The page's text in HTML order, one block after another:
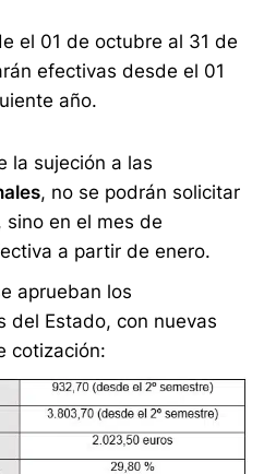
el 01 de octubre al 31 de
efectivas desde el 01
año.
la sujeción a las
, no se podrán solicitar
en el mes de
a partir de enero.
aprueban los
del Estado, con nuevas
cotización: